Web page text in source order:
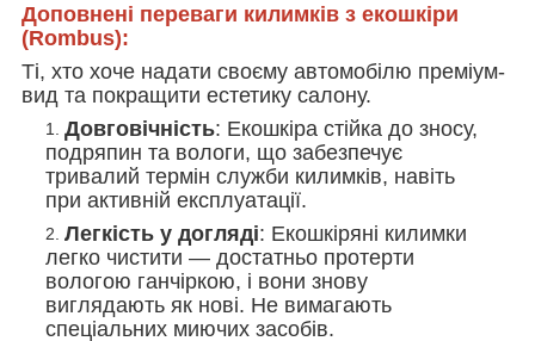
Доповнені переваги килимків з екошкіри
(Rombus):
Ті, хто хоче надати своєму автомобілю преміум-
вид та покращити естетику салону.
Довговічність: Екошкіра стійка до зносу,
подряпин та вологи, що забезпечує
тривалий термін служби килимків, навіть
при активній експлуатації.
Легкість у догляді: Екошкіряні килимки
легко чистити — достатньо протерти
вологою ганчіркою, і вони знову
виглядають як нові. Не вимагають
спеціальних миючих засобів.